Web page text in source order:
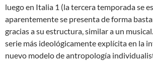
luego en Italia 1 (la tercera temporada se
aparentemente se presenta de forma
gracias a su estructura, similar a un
serie más ideológicamente explícita en la
nuevo modelo de antropología